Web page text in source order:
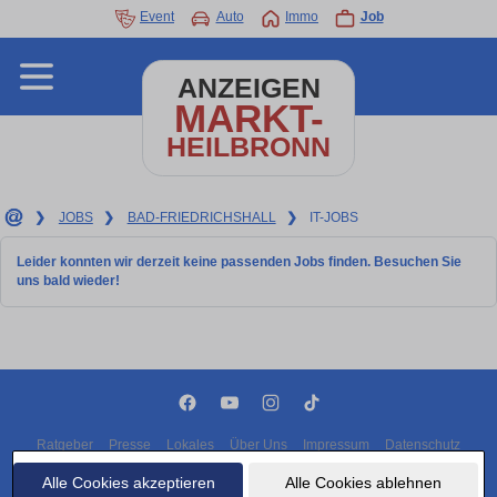
Alle Cookies akzeptieren Alle Cookies ablehnen
Event Auto Immo Job
ANZEIGEN
MARKT-
HEILBRONN
❯ JOBS ❯ BAD-FRIEDRICHSHALL ❯ IT-JOBS
Leider konnten wir derzeit keine passenden Jobs finden. Besuchen Sie
uns bald wieder!
Ratgeber Presse Lokales Über Uns Impressum Datenschutz